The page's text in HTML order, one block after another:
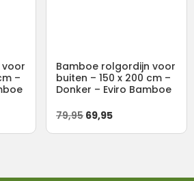
–
Bamboe rolgordijn voor
buiten – 150 x 200 cm –
Donker – Eviro Bamboe
79,95 Oorspronkelijke
prijs
69,95Huidige
prijs